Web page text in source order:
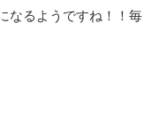
なるようですね！！毎